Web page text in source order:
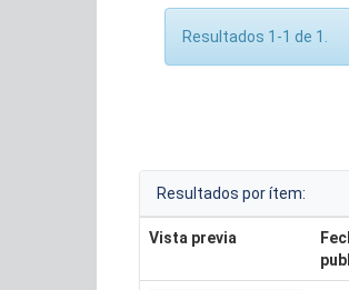
Resultados 1-1 de 1.
Resultados por ítem:
Vista previa